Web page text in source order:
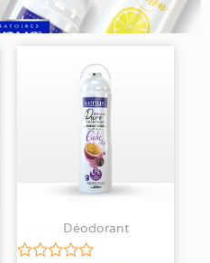
Déodorant